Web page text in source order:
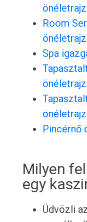
Room
Spa
Pincérnő
Milyen
egy
Üdvözli